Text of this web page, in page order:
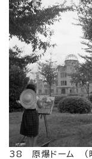
38 原爆ドーム （